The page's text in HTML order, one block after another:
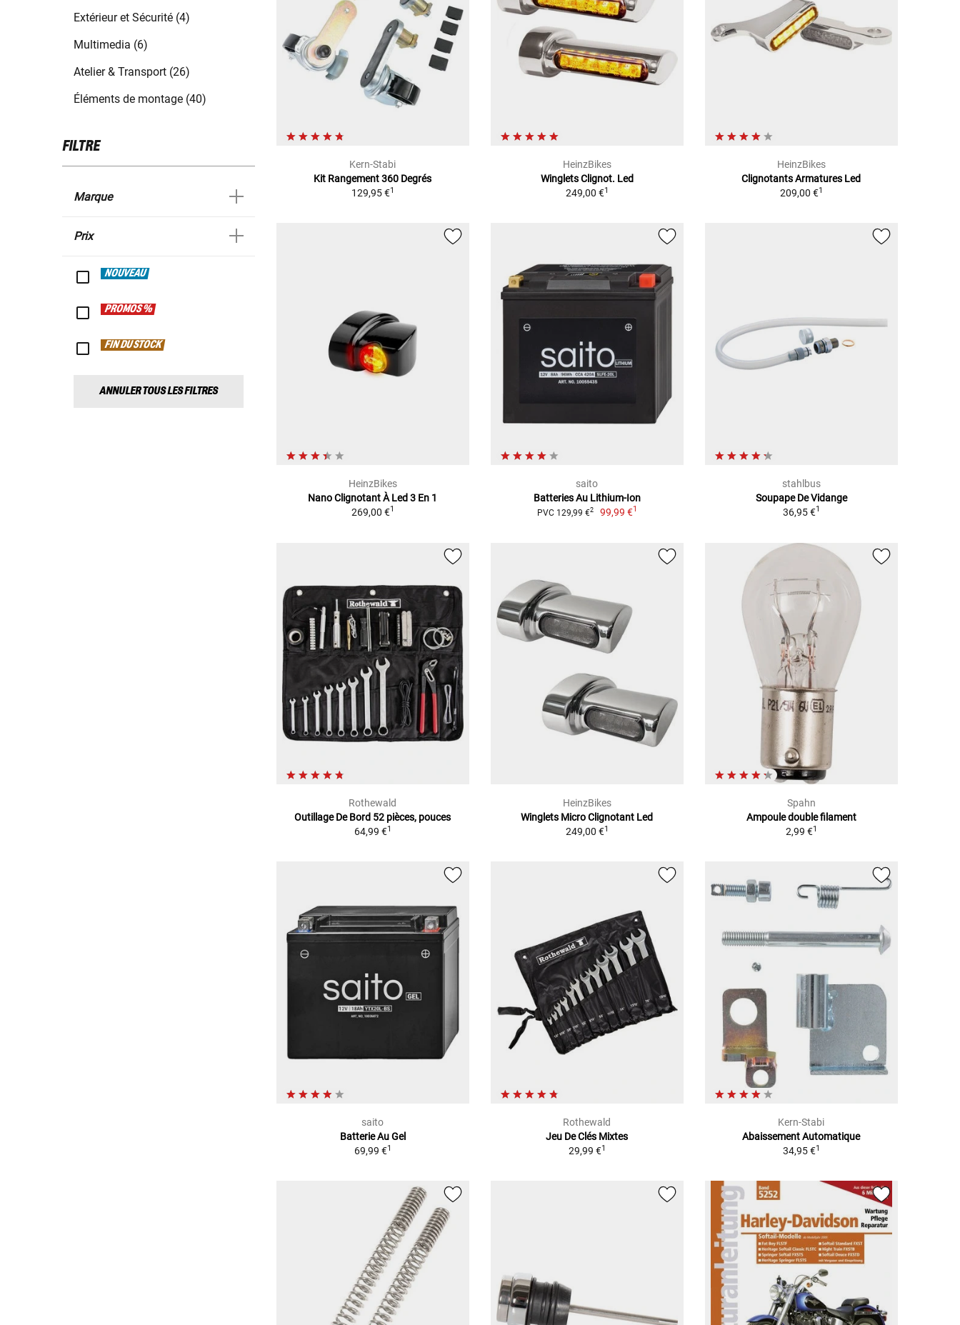
Extérieur et Sécurité (4)
Multimedia (6)
Atelier & Transport (26)
Éléments de montage (40)
FILTRE
Marque
Prix
NOUVEAU
PROMOS %
FIN DU STOCK
ANNULER TOUS LES FILTRES
Kern-Stabi
Kit Rangement 360 Degrés
129,95 €1
HeinzBikes
Winglets Clignot. Led
249,00 €1
HeinzBikes
Clignotants Armatures Led
209,00 €1
HeinzBikes
Nano Clignotant À Led 3 En 1
269,00 €1
saito
Batteries Au Lithium-Ion
PVC 129,99 €2 99,99 €1
stahlbus
Soupape De Vidange
36,95 €1
Rothewald
Outillage De Bord 52 pièces, pouces
64,99 €1
HeinzBikes
Winglets Micro Clignotant Led
249,00 €1
Spahn
Ampoule double filament
2,99 €1
saito
Batterie Au Gel
69,99 €1
Rothewald
Jeu De Clés Mixtes
29,99 €1
Kern-Stabi
Abaissement Automatique
34,95 €1